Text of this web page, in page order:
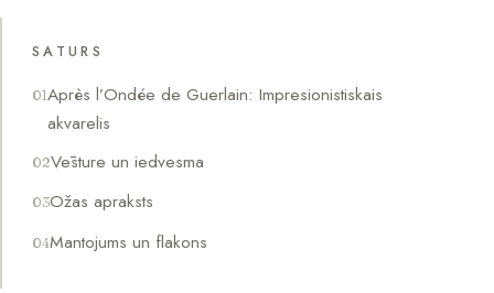
SATURS
Après l’Ondée de Guerlain: Impresionistiskais
akvarelis
Vēsture un iedvesma
Ožas apraksts
Mantojums un flakons